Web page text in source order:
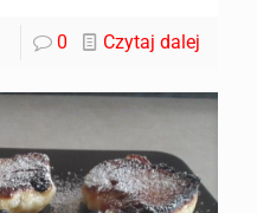
0 Czytaj dalej